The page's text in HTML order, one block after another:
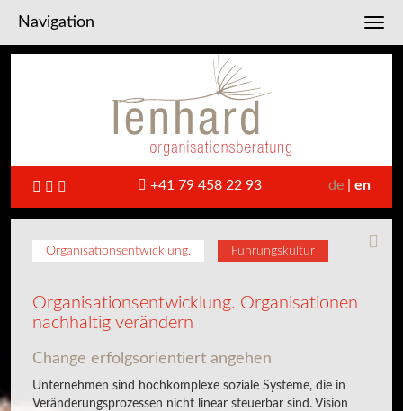
Navigation
+41 79 458 22 93 de en
Organisationsentwicklung. Führungskultur
Organisationsentwicklung. Organisationen
nachhaltig verändern
Change erfolgsorientiert angehen
Unternehmen sind hochkomplexe soziale Systeme, die in
Veränderungsprozessen nicht linear steuerbar sind. Vision